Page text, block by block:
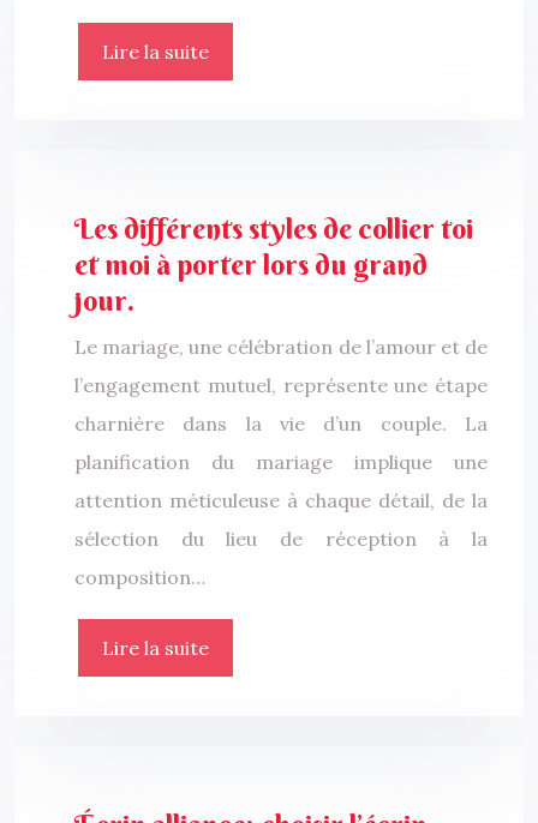
Lire la suite
Les différents styles de collier toi
et moi à porter lors du grand
jour.
Le mariage, une célébration de l’amour et de
l’engagement mutuel, représente une étape
charnière dans la vie d’un couple. La
planification du mariage implique une
attention méticuleuse à chaque détail, de la
sélection du lieu de réception à la
composition…
Lire la suite